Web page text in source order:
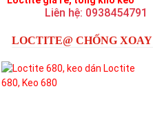
Liên hệ: 0938454791
LOCTITE@ CHỐNG XOAY